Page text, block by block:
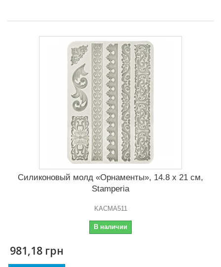
Силиконовый молд «Орнаменты», 14.8 x 21 см,
Stamperia
KACMA511
В наличии
981,18 грн